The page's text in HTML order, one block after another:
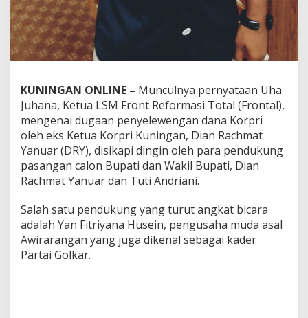
KUNINGAN ONLINE – Munculnya pernyataan Uha
Juhana, Ketua LSM Front Reformasi Total (Frontal),
mengenai dugaan penyelewengan dana Korpri
oleh eks Ketua Korpri Kuningan, Dian Rachmat
Yanuar (DRY), disikapi dingin oleh para pendukung
pasangan calon Bupati dan Wakil Bupati, Dian
Rachmat Yanuar dan Tuti Andriani.
Salah satu pendukung yang turut angkat bicara
adalah Yan Fitriyana Husein, pengusaha muda asal
Awirarangan yang juga dikenal sebagai kader
Partai Golkar.